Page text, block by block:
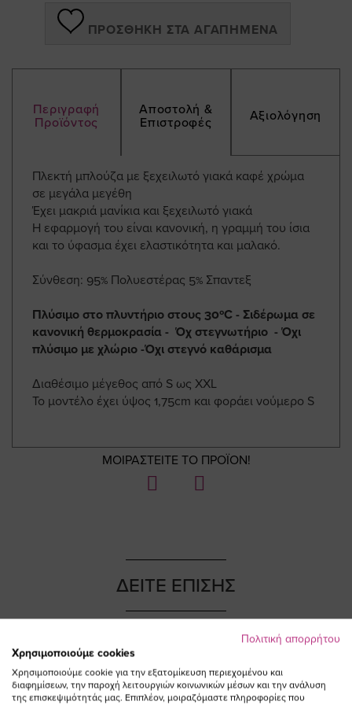
ΠΡΟΣΘΉΚΗ ΣΤΑ ΑΓΑΠΗΜΈΝΑ
Περιγραφή
Προϊόντος
Αποστολή &
Επιστροφές
Αξιολόγηση
Πλεκτή μπλούζα με ξεχειλωτό γιακά καφέ χρώμα
σε μεγάλα μεγέθη
Έχει μακριά μανίκια και ξεχειλωτό γιακά
Η εφαρμογή του είναι κανονική, η γραμμή του ίσια
και το ύφασμα έχει ελαστικότητα και μαλακό.
Σύνθεση: 95% Πολυεστέρας 5% Σπαντεξ
Πλύσιμο στο πλυντήριο στους 30ºC - Σιδέρωμα σε
κανονική θερμοκρασία - Όχ στεγνωτήριο - Όχι
πλύσιμο με χλώριο -Όχι στεγνό καθάρισμα
Διαθέσιμο μέγεθος από S ως XXL
Το μοντέλο έχει ύψος 1,75cm και φοράει νούμερο S
ΜΟΙΡΑΣΤΕΙΤΕ ΤΟ ΠΡΟΪΟΝ!
ΔΕΙΤΕ ΕΠΙΣΗΣ
Πολιτική απορρήτου
Χρησιμοποιούμε cookies
Χρησιμοποιούμε cookie για την εξατομίκευση περιεχομένου και
διαφημίσεων, την παροχή λειτουργιών κοινωνικών μέσων και την ανάλυση
της επισκεψιμότητάς μας. Επιπλέον, μοιραζόμαστε πληροφορίες που